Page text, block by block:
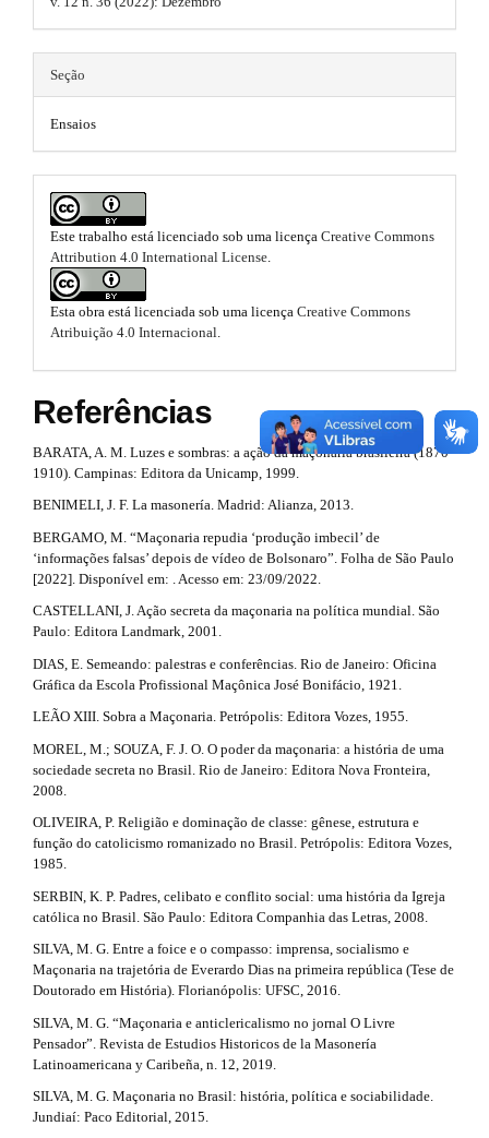
m
n
.
a
i
n
c
o
n
t
#
#
#
p
l
g
i
n
s
.
h
e
m
e
o
o
a
r
#
o
o
s
p
.
a
r
t
i
c
l
e
.
m
a
i
n
#
#
t
h
m
e
b
o
o
t
s
t
r
a
p
3
.
a
r
t
i
c
l
e
.
d
e
t
a
i
Seção
Ensaios
Este trabalho está licenciado sob uma licença Creative Commons
Attribution 4.0 International License
Esta obra está licenciada sob uma licença Creative Commons
Atribuição 4.0 Internacional
Referências
BARATA, A. M. Luzes e sombras: a ação da maçonaria brasileira (1870-
1910). Campinas: Editora da Unicamp, 1999.
BENIMELI, J. F. La masonería. Madrid: Alianza, 2013.
BERGAMO, M. “Maçonaria repudia ‘produção imbecil’ de
‘informações falsas’ depois de vídeo de Bolsonaro”. Folha de São Paulo
[2022]. Disponível em: . Acesso em: 23/09/2022.
CASTELLANI, J. Ação secreta da maçonaria na política mundial. São
Paulo: Editora Landmark, 2001.
DIAS, E. Semeando: palestras e conferências. Rio de Janeiro: Oficina
Gráfica da Escola Profissional Maçônica José Bonifácio, 1921.
LEÃO XIII. Sobra a Maçonaria. Petrópolis: Editora Vozes, 1955.
MOREL, M.; SOUZA, F. J. O. O poder da maçonaria: a história de uma
sociedade secreta no Brasil. Rio de Janeiro: Editora Nova Fronteira,
2008.
OLIVEIRA, P. Religião e dominação de classe: gênese, estrutura e
função do catolicismo romanizado no Brasil. Petrópolis: Editora Vozes,
1985.
SERBIN, K. P. Padres, celibato e conflito social: uma história da Igreja
católica no Brasil. São Paulo: Editora Companhia das Letras, 2008.
SILVA, M. G. Entre a foice e o compasso: imprensa, socialismo e
Maçonaria na trajetória de Everardo Dias na primeira república (Tese de
Doutorado em História). Florianópolis: UFSC, 2016.
SILVA, M. G. “Maçonaria e anticlericalismo no jornal O Livre
Pensador”. Revista de Estudios Historicos de la Masonería
Latinoamericana y Caribeña, n. 12, 2019.
SILVA, M. G. Maçonaria no Brasil: história, política e sociabilidade.
Jundiaí: Paco Editorial, 2015.